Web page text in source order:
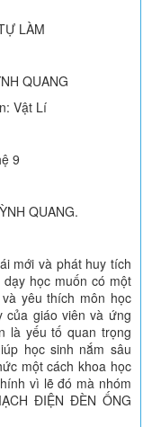
LÀM
QUANG
Vật Lí
9
QUANG.
mới và phát huy tích
học muốn có một
yêu thích môn học
của giáo viên và ứng
là yếu tố quan trọng
học sinh nắm sâu
một cách khoa học
vì lẽ đó mà nhóm
ĐIỆN ĐÈN ỐNG